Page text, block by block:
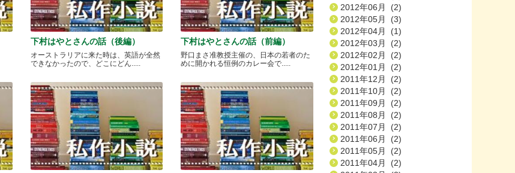
下村はやとさんの話（後編）
オーストラリアに来た時は、英語が全然
できなかったので、どこにどん.....
下村はやとさんの話（前編）
野口まさ准教授主催の、日本の若者のた
めに開かれる恒例のカレー会で.....
2012年06月 (2)
2012年05月 (3)
2012年04月 (1)
2012年03月 (2)
2012年02月 (2)
2012年01月 (2)
2011年12月 (2)
2011年10月 (2)
2011年09月 (2)
2011年08月 (2)
2011年07月 (2)
2011年06月 (2)
2011年05月 (2)
2011年04月 (2)